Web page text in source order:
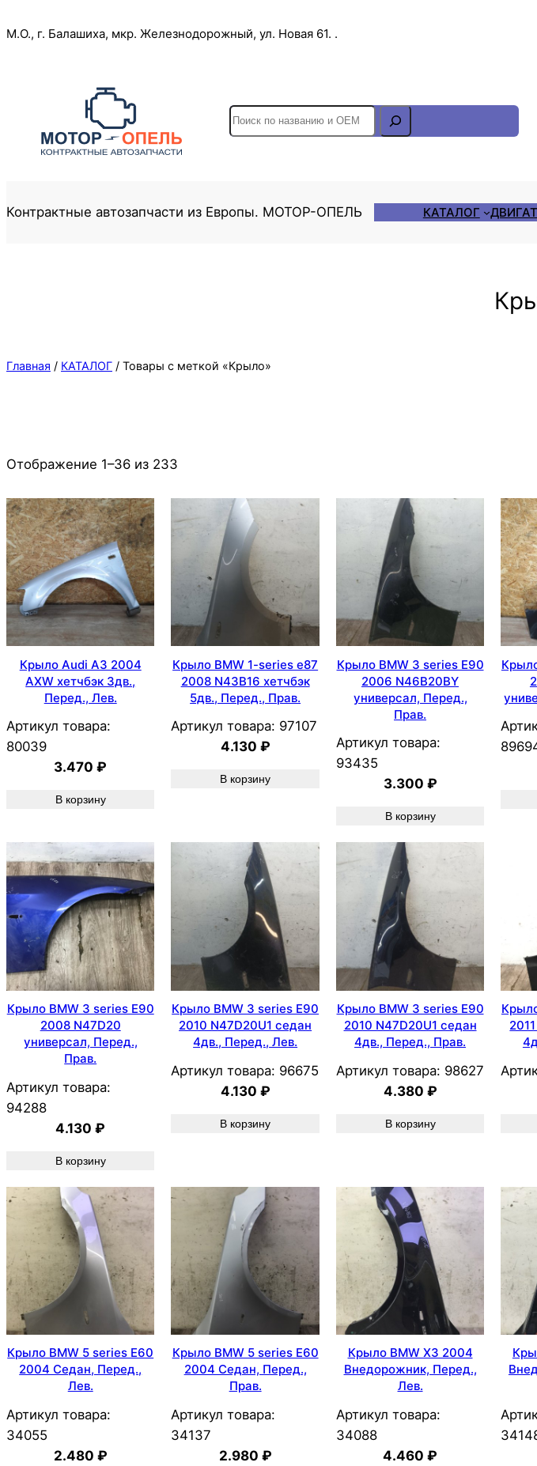
к
М.О., г. Балашиха, мкр. Железнодорожный, ул. Новая 61. .
S
e
h
Контрактные автозапчасти из Европы. МОТОР-ОПЕЛЬ КАТАЛОГ
Главная / КАТАЛОГ / Товары с меткой «Крыло»
Отображение 1–36 из 233
Крыло Audi A3 2004
AXW хетчбэк 3дв.,
Перед., Лев.
Артикул товара:
80039
3.470₽
В корзину
Крыло BMW 1-series e87
2008 N43B16 хетчбэк
5дв., Перед., Прав.
Артикул товара: 97107
4.130 ₽
В корзину
Крыло BMW 3 series E90
2006 N46B20BY
универсал, Перед.,
Прав.
Артикул товара:
93435
3.300 ₽
В корзину
Крыло BMW 3 series E90
2008 N47D20
универсал, Перед.,
Прав.
Артикул товара:
94288
4.130₽
В корзину
Крыло BMW 3 series E90
2010 N47D20U1 седан
4дв., Перед., Лев.
Артикул товара: 96675
4.130 ₽
В корзину
Крыло BMW 3 series E90
2010 N47D20U1 седан
4дв., Перед., Прав.
Артикул товара: 98627
4.380 ₽
В корзину
Крыло BMW 5 series E60
2004 Седан, Перед.,
Лев.
Артикул товара:
34055
2.480 ₽
Крыло BMW 5 series E60
2004 Седан, Перед.,
Прав.
Артикул товара:
34137
2.980 ₽
Крыло BMW X3 2004
Внедорожник, Перед.,
Лев.
Артикул товара:
34088
4.460₽